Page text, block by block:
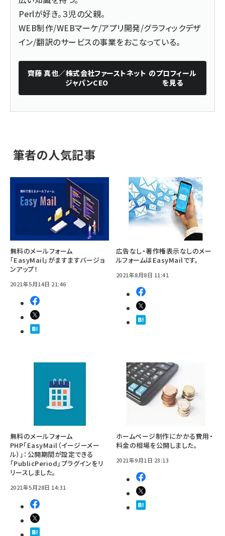
Perlが好き。３児の父親。
WEB制作/WEBマーケ/アプリ開発/グラフィックデザ
イン/翻訳のサービスの事業をおこなっている。
齊藤 真也／株式会社ファーストネット
ジャパンCEO
のプロフィール
を見る
筆者の人気記事
無料のメールフォーム
「EasyMail」がますますバージョ
ンアップ！
2021年5月14日 21:46
広告なし・著作権表示なしのメー
ルフォームはEasyMailです。
2021年8月8日 11:41
無料のメールフォーム
PHP「EasyMail（イージーメー
ル）」：公開期間が設定できる
「PublicPeriod」プラグインをリ
リースしました。
2021年5月28日 14:31
ホームページ制作にかかる費用・
料金の相場を公開しました。
2021年9月1日 23:13